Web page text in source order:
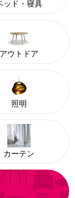
ッド・寝具
アウトドア
照明
カーテン